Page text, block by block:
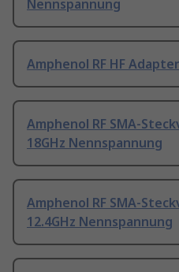
Nennspannung
Amphenol RF HF
Amphenol RF SMA-
18GHz Nennspannung
Amphenol RF SMA-
12.4GHz Nennspannung